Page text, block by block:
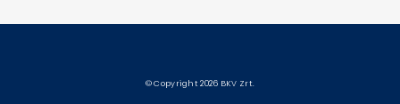
© Copyright 2026 BKV Zrt.